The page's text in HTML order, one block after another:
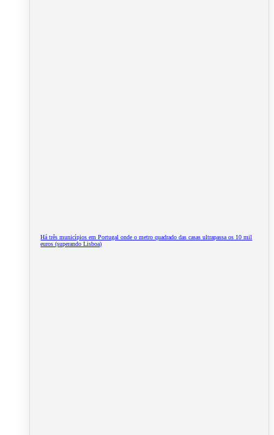
Há três municípios em Portugal onde o metro quadrado das casas ultrapassa os 10 mil
euros (superando Lisboa)